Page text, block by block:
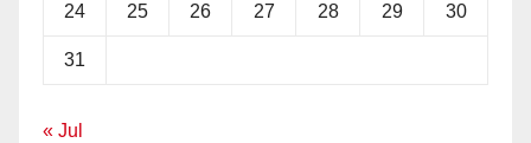
24 25 26 27 28 29 30
31
« Jul